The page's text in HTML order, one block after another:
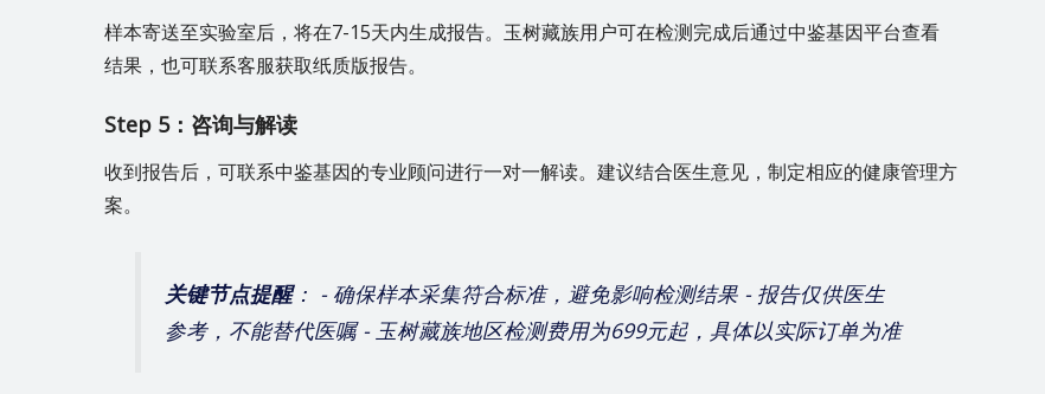
样本寄送至实验室后，将在7-15天内生成报告。玉树藏族用户可在检测完成后通过中鉴基因平台查看
结果，也可联系客服获取纸质版报告。
Step 5：咨询与解读
收到报告后，可联系中鉴基因的专业顾问进行一对一解读。建议结合医生意见，制定相应的健康管理方
案。
关键节点提醒： - 确保样本采集符合标准，避免影响检测结果 - 报告仅供医生
参考，不能替代医嘱 - 玉树藏族地区检测费用为699元起，具体以实际订单为准